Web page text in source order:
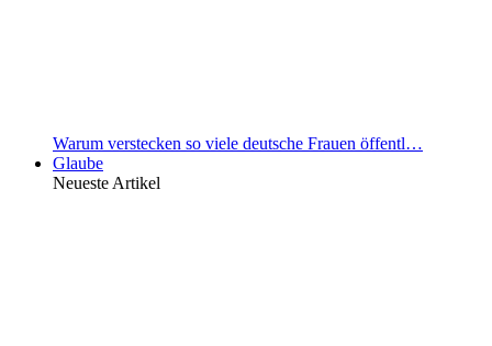
Warum verstecken so viele deutsche Frauen öffentl…
Glaube
Neueste Artikel